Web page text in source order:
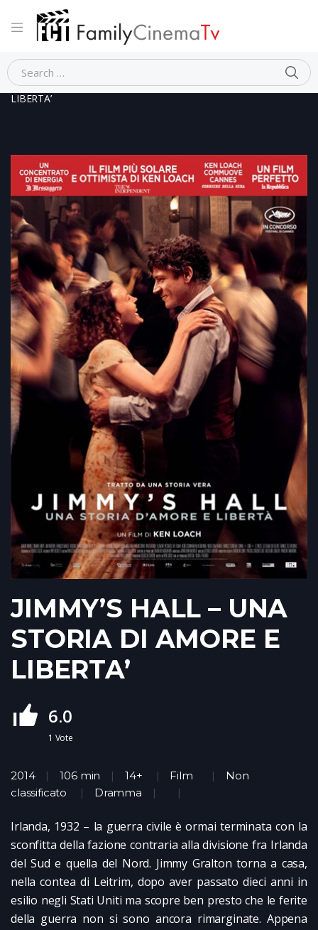
Home Dramma
JIMMY’S HALL – UNA STORIA DI AMORE E
LIBERTA’
JIMMY’S HALL – UNA
STORIA DI AMORE E
LIBERTA’
6.0
1 Vote
2014 106 min 14+ Film
Non
classificato
Dramma
Irlanda, 1932 – la guerra civile è ormai terminata con la
sconfitta della fazione contraria alla divisione fra Irlanda
del Sud e quella del Nord. Jimmy Gralton torna a casa,
nella contea di Leitrim, dopo aver passato dieci anni in
esilio negli Stati Uniti ma scopre ben presto che le ferite
della guerra non si sono ancora rimarginate. Appena